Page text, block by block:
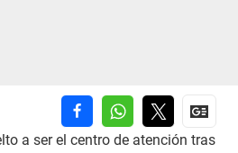
a ser el centro de atención tras